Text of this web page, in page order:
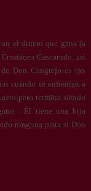
el dinero que gana (a
Cascarudo, así
Don Cangrejo es tan
cuando se enfrentan a
pero termina siendo
. Él tiene una hija
ninguna pista si Don